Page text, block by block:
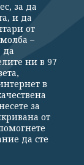
За Клуб Z
София, ул. "Алеко
Зебра Медия“
за да
и да
от
–
да
ни в 97
в
за
от
да сте